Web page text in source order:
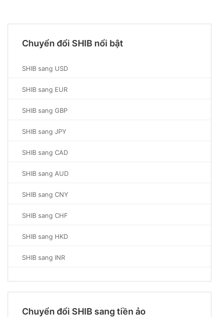
Chuyển đổi SHIB nổi bật
SHIB sang USD
SHIB sang EUR
SHIB sang GBP
SHIB sang JPY
SHIB sang CAD
SHIB sang AUD
SHIB sang CNY
SHIB sang CHF
SHIB sang HKD
SHIB sang INR
Chuyển đổi SHIB sang tiền ảo